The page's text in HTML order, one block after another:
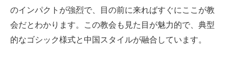
のインパクトが強烈で、目の前に来ればすぐにここが教
会だとわかります。この教会も見た目が魅力的で、典型
的なゴシック様式と中国スタイルが融合しています。